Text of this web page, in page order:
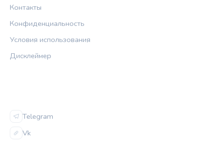
Контакты
Конфиденциальность
Условия использования
Дисклеймер
Telegram
Vk